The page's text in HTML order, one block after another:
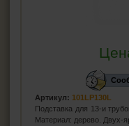
Артикул: 101LP130L
Подставка для 13-и
Материал: дерево. Двух-